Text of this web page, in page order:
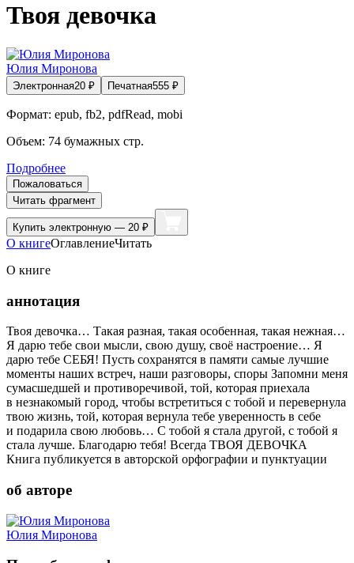
Твоя девочка
Юлия Миронова
Электронная20 ₽ Печатная555 ₽
Формат: epub, fb2, pdfRead, mobi
Объем: 74 бумажных стр.
Подробнее
Пожаловаться
Читать фрагмент
Купить электронную — 20 ₽
О книгеОглавлениеЧитать
О книге
аннотация
Твоя девочка… Такая разная, такая особенная, такая нежная…
Я дарю тебе свои мысли, свою душу, своё настроение… Я
дарю тебе СЕБЯ! Пусть сохранятся в памяти самые лучшие
моменты наших встреч, наши разговоры, споры Запомни меня
сумасшедшей и противоречивой, той, которая приехала
в незнакомый город, чтобы встретиться с тобой и перевернула
твою жизнь, той, которая вернула тебе уверенность в себе
и подарила свою любовь… С тобой я стала другой, с тобой я
стала лучше. Благодарю тебя! Всегда ТВОЯ ДЕВОЧКА
Книга публикуется в авторской орфографии и пунктуации
об авторе
Юлия Миронова